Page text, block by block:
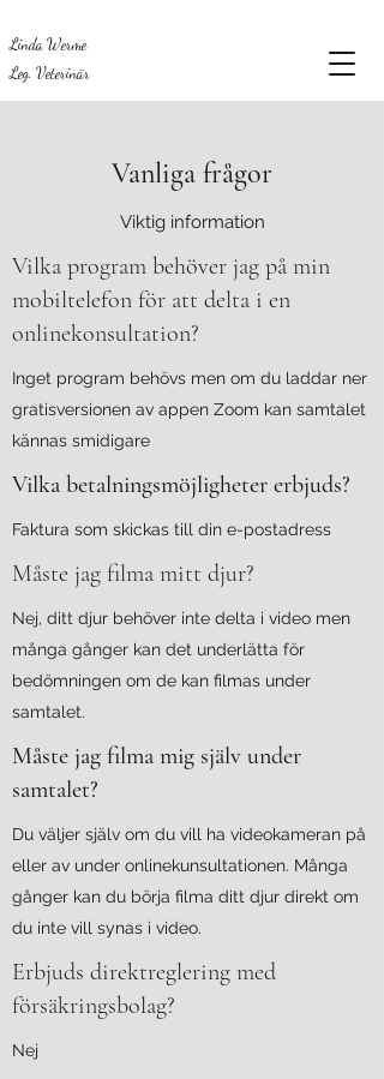
Linda Werme
Leg. Veterinär
Vanliga frågor
Viktig information
Vilka program behöver jag på min
mobiltelefon för att delta i en
onlinekonsultation?
Inget program behövs men om du laddar ner
gratisversionen av appen Zoom kan samtalet
kännas smidigare
Vilka betalningsmöjligheter erbjuds?
Faktura som skickas till din e-postadress
Måste jag filma mitt djur?
Nej, ditt djur behöver inte delta i video men
många gånger kan det underlätta för
bedömningen om de kan filmas under
samtalet.
Måste jag filma mig själv under
samtalet?
Du väljer själv om du vill ha videokameran på
eller av under onlinekunsultationen. Många
gånger kan du börja filma ditt djur direkt om
du inte vill synas i video.
Erbjuds direktreglering med
försäkringsbolag?
Nej